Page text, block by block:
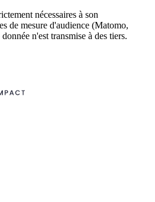
nécessaires à son
de mesure d'audience (Matomo,
n'est transmise à des tiers.